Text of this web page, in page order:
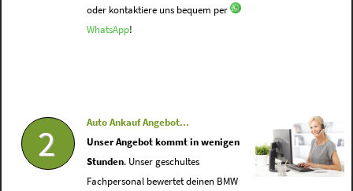
oder kontaktiere uns bequem per
WhatsApp!
2
Auto Ankauf Angebot...
Unser Angebot kommt in wenigen
Stunden. Unser geschultes
Fachpersonal bewertet deinen BMW